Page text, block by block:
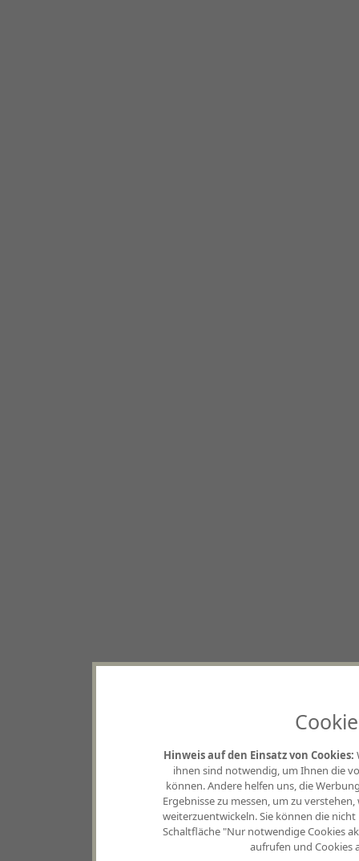
Hinweis auf den Einsatz von Cookies:
ihnen sind notwendig, um Ihnen die
können. Andere helfen uns, die
Ergebnisse zu messen, um zu
weiterzuentwickeln. Sie können die
Schaltfläche "Nur notwendige Cookies
aufrufen und Cookies